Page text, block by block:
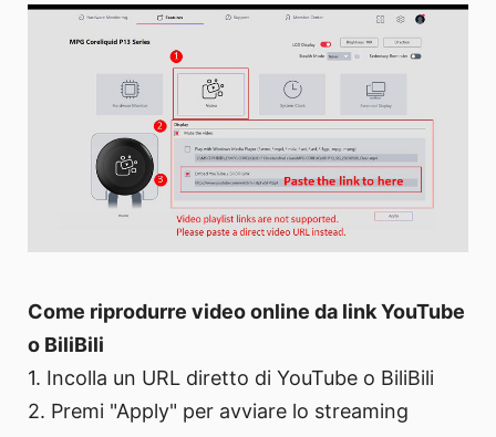
Come riprodurre video online da link YouTube
o BiliBili
1. Incolla un URL diretto di YouTube o BiliBili
2. Premi "Apply" per avviare lo streaming